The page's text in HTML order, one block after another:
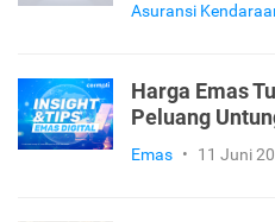
Asuransi
Harga Emas
Peluang
Emas • 11 Juni